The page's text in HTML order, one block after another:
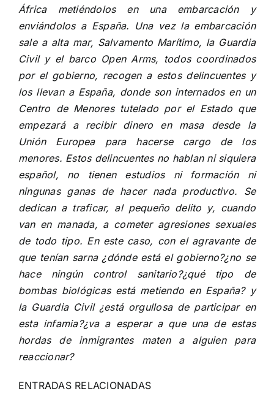
África metiéndolos en una embarcación y
enviándolos a España. Una vez la embarcación
sale a alta mar, Salvamento Marítimo, la Guardia
Civil y el barco Open Arms, todos coordinados
por el gobierno, recogen a estos delincuentes y
los llevan a España, donde son internados en un
Centro de Menores tutelado por el Estado que
empezará a recibir dinero en masa desde la
Unión Europea para hacerse cargo de los
menores. Estos delincuentes no hablan ni siquiera
español, no tienen estudios ni formación ni
ningunas ganas de hacer nada productivo. Se
dedican a traficar, al pequeño delito y, cuando
van en manada, a cometer agresiones sexuales
de todo tipo. En este caso, con el agravante de
que tenían sarna ¿dónde está el gobierno?¿no se
hace ningún control sanitario?¿qué tipo de
bombas biológicas está metiendo en España? y
la Guardia Civil ¿está orgullosa de participar en
esta infamia?¿va a esperar a que una de estas
hordas de inmigrantes maten a alguien para
reaccionar?
ENTRADAS RELACIONADAS